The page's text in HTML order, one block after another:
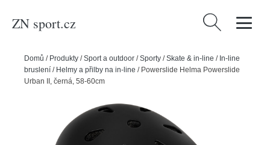
ZN sport.cz Vyhledávání
Domů / Produkty /Sport a outdoor /Sporty /Skate & in-line / In-line
bruslení / Helmy a přilby na in-line / Powerslide Helma Powerslide
Urban II, černá, 58-60cm